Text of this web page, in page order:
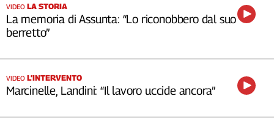
VIDEO LA STORIA
La memoria di Assunta: “Lo riconobbero dal suo
berretto”
VIDEO L’INTERVENTO
Marcinelle, Landini: “Il lavoro uccide ancora”